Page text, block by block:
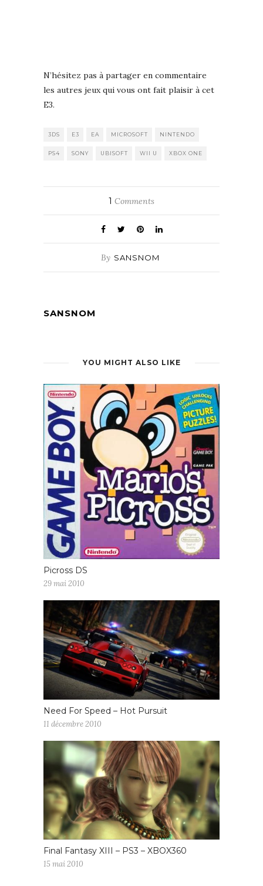
N’hésitez pas à partager en commentaire
les autres jeux qui vous ont fait plaisir à cet
E3.
3DS E3 EA MICROSOFT NINTENDO
PS4 SONY UBISOFT WII U XBOX ONE
1 Comments
By SANSNOM
SANSNOM
YOU MIGHT ALSO LIKE
Picross DS
29 mai 2010
Need For Speed – Hot Pursuit
11 décembre 2010
Final Fantasy XIII – PS3 – XBOX360
15 mai 2010